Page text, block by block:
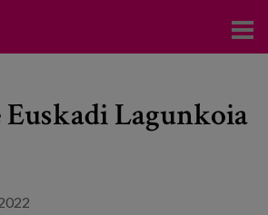
Euskadi Lagunkoia